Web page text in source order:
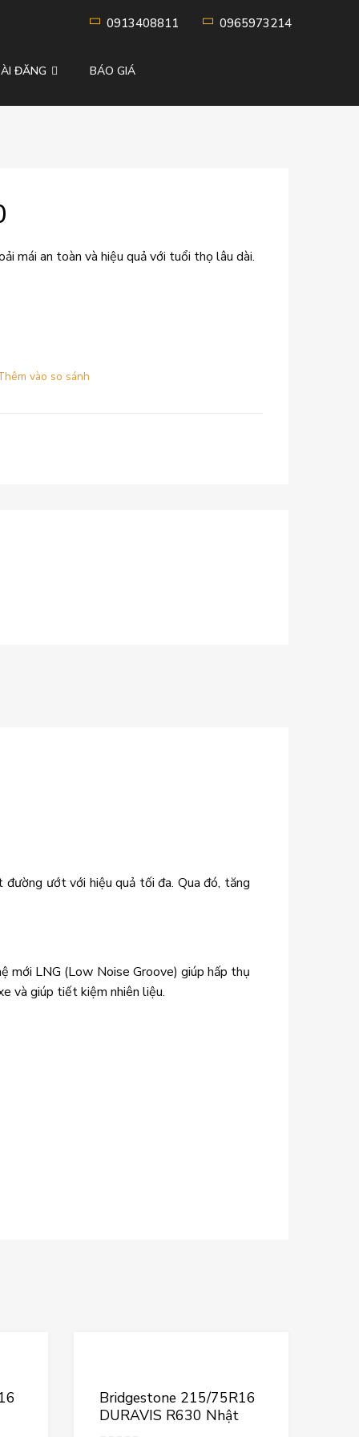
0913408811 0965973214
ĐĂNG BÁO GIÁ
mái an toàn và hiệu quả với tuổi thọ lâu dài.
vào so sánh
ướt với hiệu quả tối đa. Qua đó, tăng
mới LNG (Low Noise Groove) giúp hấp thụ
và giúp tiết kiệm nhiên liệu.
Bridgestone 215/75R16
DURAVIS R630 Nhật